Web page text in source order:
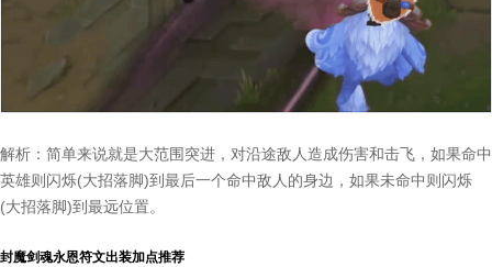
解析：简单来说就是大范围突进，对沿途敌人造成伤害和击飞，如果命中
英雄则闪烁(大招落脚)到最后一个命中敌人的身边，如果未命中则闪烁
(大招落脚)到最远位置。
封魔剑魂永恩符文出装加点推荐